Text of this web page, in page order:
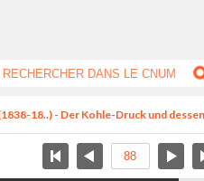
18..) - Der Kohle-Druck und